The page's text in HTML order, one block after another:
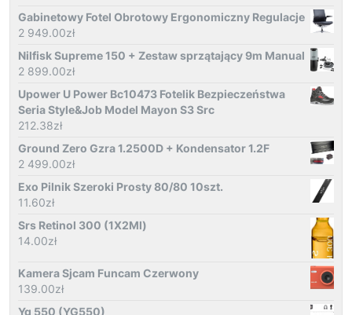
Gabinetowy Fotel Obrotowy Ergonomiczny Regulacje
2 949.00zł
Nilfisk Supreme 150 + Zestaw sprzątający 9m Manual
2 899.00zł
Upower U Power Bc10473 Fotelik Bezpieczeństwa
Seria Style&Job Model Mayon S3 Src
212.38zł
Ground Zero Gzra 1.2500D + Kondensator 1.2F
2 499.00zł
Exo Pilnik Szeroki Prosty 80/80 10szt.
11.60zł
Srs Retinol 300 (1X2Ml)
14.00zł
Kamera Sjcam Funcam Czerwony
139.00zł
Yg 550 (YG550)